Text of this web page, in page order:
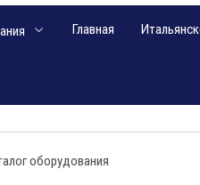
Главная
оборудования